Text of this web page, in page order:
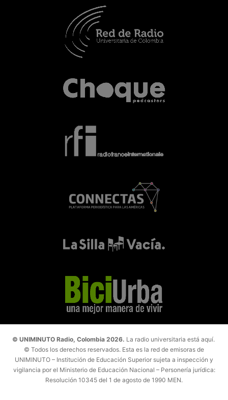
© UNIMINUTO Radio, Colombia 2026. La radio universitaria está aquí.
© Todos los derechos reservados. Esta es la red de emisoras de
UNIMINUTO – Institución de Educación Superior sujeta a inspección y
vigilancia por el Ministerio de Educación Nacional – Personería jurídica:
Resolución 10345 del 1 de agosto de 1990 MEN.